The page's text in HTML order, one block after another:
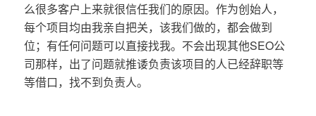
么很多客户上来就很信任我们的原因。作为创始人，
每个项目均由我亲自把关，该我们做的，都会做到
位；有任何问题可以直接找我。不会出现其他SEO公
司那样，出了问题就推诿负责该项目的人已经辞职等
等借口，找不到负责人。